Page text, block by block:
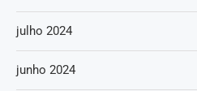
julho 2024
junho 2024